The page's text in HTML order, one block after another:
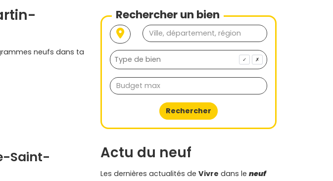
neufs dans ta
Saint-
Rechercher un bien
✓ ✗
Rechercher
Actu du neuf
Les dernières actualités de Vivre dans le neuf